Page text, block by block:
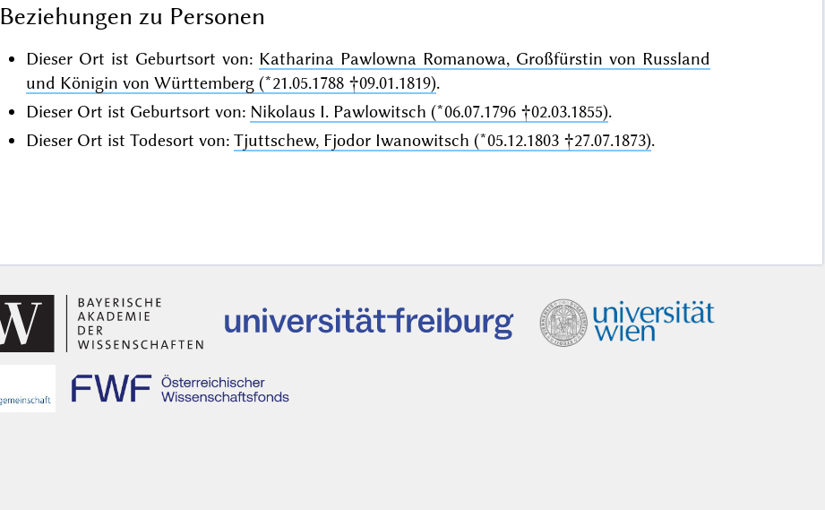
Beziehungen zu Personen
Dieser Ort ist Geburtsort von: Katharina Pawlowna Romanowa, Großfürstin von Russland
und Königin von Württemberg (*21.05.1788 †09.01.1819).
Dieser Ort ist Geburtsort von: Nikolaus I. Pawlowitsch (*06.07.1796 †02.03.1855).
Dieser Ort ist Todesort von: Tjuttschew, Fjodor Iwanowitsch (*05.12.1803 †27.07.1873).